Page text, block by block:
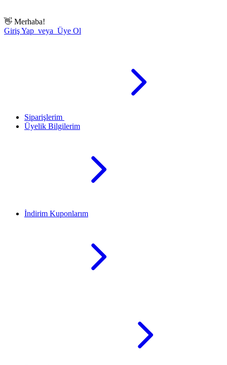
👋 Merhaba!
Giriş Yap veya Üye Ol
Siparişlerim
Üyelik Bilgilerim
İndirim Kuponlarım